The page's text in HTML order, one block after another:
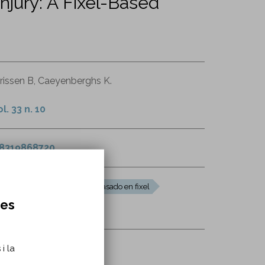
B, Caeyenberghs K.
33 n. 10
análisis basado en fixel
i la